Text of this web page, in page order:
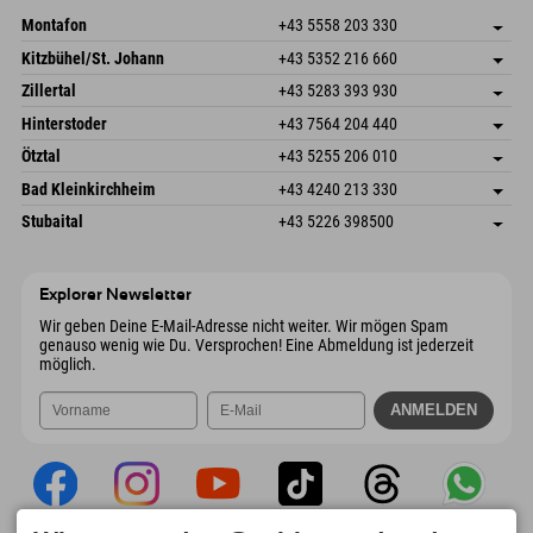
Montafon +43 5558 203 330
Dorfstr. 127b
6793 Gaschurn/Montafon
Österreich
Adresse speichern
Anreiseinfos
Buchen
Kitzbühel/St. Johann +43 5352 216 660
Speckbacherstraße 87
Österreich
Adresse speichern
Buchen
Zillertal +43 5283 393 930
Schmiedau 2
6272 Kaltenbach im Zillertal
Österreich
Adresse speichern
Anreiseinfos
Buchen
Hinterstoder +43 7564 204 440
Freizeitpark 10
Österreich
Adresse speichern
Buchen
Ötztal +43 5255 206 010
Gscheat 14
6441 Umhausen
Österreich
Adresse speichern
Anreiseinfos
Buchen
Bad Kleinkirchheim +43 4240 213 330
Dorfstraße 24
Adresse speichern
Stubaital +43 5226 398500
Explorer Newsletter
Wir geben Deine E-Mail-Adresse nicht weiter. Wir mögen Spam
genauso wenig wie Du. Versprochen! Eine Abmeldung ist jederzeit
möglich.